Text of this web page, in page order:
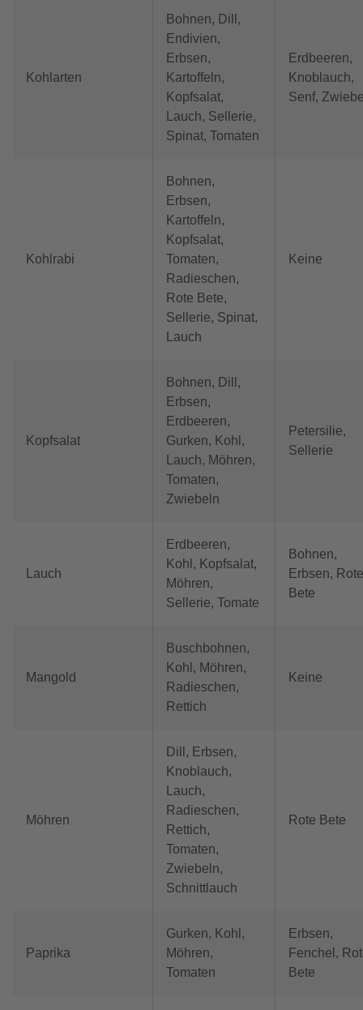
Kohlarten
Bohnen, Dill,
Endivien,
Erbsen,
Kartoffeln,
Kopfsalat,
Lauch, Sellerie,
Spinat, Tomaten
Erdbeeren,
Knoblauch,
Senf,
Kohlrabi
Bohnen,
Erbsen,
Kartoffeln,
Kopfsalat,
Tomaten,
Radieschen,
Rote Bete,
Sellerie, Spinat,
Lauch
Keine
Kopfsalat
Bohnen, Dill,
Erbsen,
Erdbeeren,
Gurken, Kohl,
Lauch, Möhren,
Tomaten,
Zwiebeln
Petersilie,
Sellerie
Lauch
Erdbeeren,
Kohl, Kopfsalat,
Möhren,
Sellerie, Tomate
Bohnen,
Erbsen, Rote
Bete
Mangold
Buschbohnen,
Kohl, Möhren,
Radieschen,
Rettich
Keine
Möhren
Dill, Erbsen,
Knoblauch,
Lauch,
Radieschen,
Rettich,
Tomaten,
Zwiebeln,
Schnittlauch
Rote Bete
Paprika
Gurken, Kohl,
Möhren,
Tomaten
Erbsen,
Fenchel,
Bete